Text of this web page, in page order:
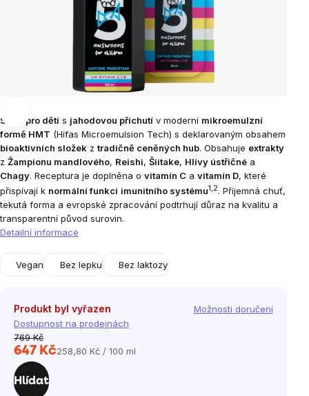
Sirup pro děti s jahodovou příchutí v moderní mikroemulzní
formě HMT (Hifas Microemulsion Tech) s deklarovaným obsahem
bioaktivních složek z tradičně ceněných hub. Obsahuje extrakty
z Žampionu mandlového, Reishi, Šiitake, Hlívy ústřičné a
Chagy. Receptura je doplněna o vitamín C a vitamín D, které
přispívají k normální funkci imunitního systému1,2. Příjemná chuť,
tekutá forma a evropské zpracování podtrhují důraz na kvalitu a
transparentní původ surovin.
Detailní informace
Vegan Bez lepku Bez laktozy
Produkt byl vyřazen
Dostupnost na prodejnách
Možnosti doručení
769 Kč
647 KčMěrná
258,80 Kč / 100 ml
Hlídat